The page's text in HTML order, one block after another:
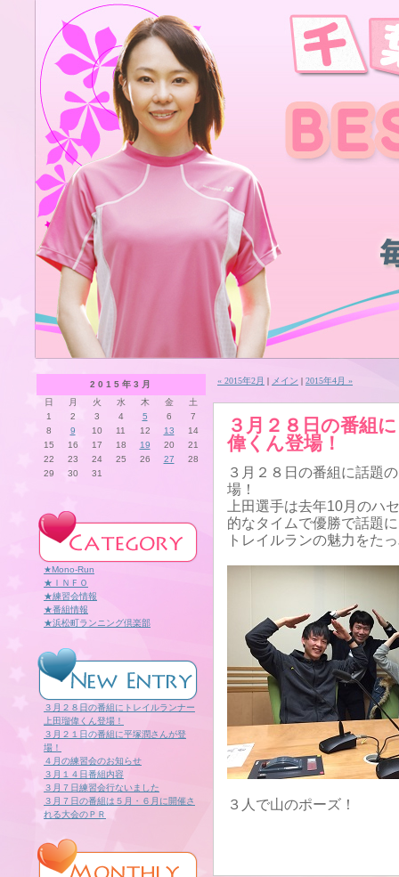
2015年3月
日
月 火 水 木 金
土
1
2 3 4 5 6
7
8
9 10 11 12 13
14
15
16 17 18 19 20
21
22
23 24 25 26 27
28
29
30 31
★Mono-Run
★ＩＮＦＯ
★練習会情報
★番組情報
★浜松町ランニング倶楽部
３月２８日の番組にトレイルランナー
上田瑠偉くん登場！
３月２１日の番組に平塚潤さんが登
場！
４月の練習会のお知らせ
３月１４日番組内容
３月７日練習会行ないました
３月７日の番組は５月・６月に開催さ
れる大会のＰＲ
« 2015年2月 | メイン | 2015年4月 »
３月２８日の番組
偉くん登場！
３月２８日の番組に話題
場！
上田選手は去年10月のハ
的なタイムで優勝で話題
トレイルランの魅力をた
３人で山のポーズ！